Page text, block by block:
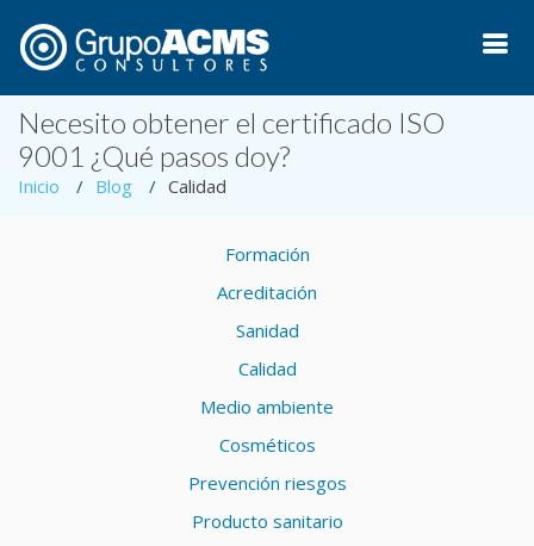
Necesito obtener el certificado ISO
9001 ¿Qué pasos doy?
Inicio Blog Calidad
Formación
Acreditación
Sanidad
Calidad
Medio ambiente
Cosméticos
Prevención riesgos
Producto sanitario